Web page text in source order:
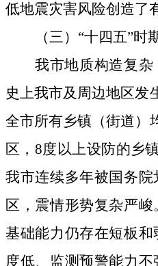
低地震灾害风险创造了
（三）“十四五”时
我市地质构造复杂
史上我市及周边地区发
全市所有乡镇（街道）
区， 8度以上设防的乡
我市连续多年被国务
区，震情形势复杂严峻
基础能力仍存在短板
度低、监测预警能力不